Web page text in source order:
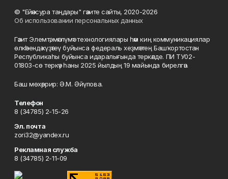
© "Ейәнсура таңдары" гәзите сайты, 2020-2026
Об использовании персональных данных
Гәзит Элемтә, мәғлүмәт технологиялары һәм киң коммуникациялар
өлкәһендә күҙәтеү буйынса федераль хеҙмәттең Башҡортостан
Республикаһы буйынса идаралығында теркәлде. ПИ ТУ02-
01803-сө теркәү һаны 2025 йылдың 19 майында бирелгән.
Баш мөхәррир: Ә.М. Әйүпова.
Телефон
8 (34785) 2-15-26
Эл. почта
zori32@yandex.ru
Рекламная служба
8 (34785) 2-11-09